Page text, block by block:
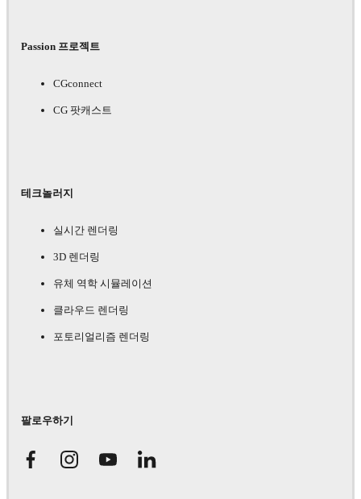
Passion 프로젝트
CGconnect
CG 팟캐스트
테크놀러지
실시간 렌더링
3D 렌더링
유체 역학 시뮬레이션
클라우드 렌더링
포토리얼리즘 렌더링
팔로우하기